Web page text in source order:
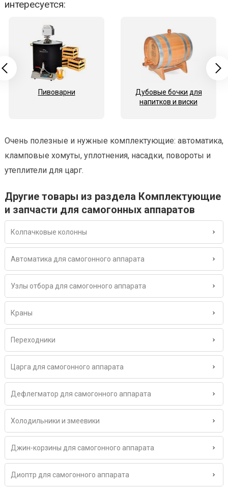
интересуется:
Пивоварни
Дубовые бочки для
напитков и виски
Очень полезные и нужные комплектующие: автоматика,
кламповые хомуты, уплотнения, насадки, повороты и
утеплители для царг.
Другие товары из раздела Комплектующие
и запчасти для самогонных аппаратов
Колпачковые колонны
Автоматика для самогонного аппарата
Узлы отбора для самогонного аппарата
Краны
Переходники
Царга для самогонного аппарата
Дефлегматор для самогонного аппарата
Холодильники и змеевики
Джин-корзины для самогонного аппарата
Диоптр для самогонного аппарата